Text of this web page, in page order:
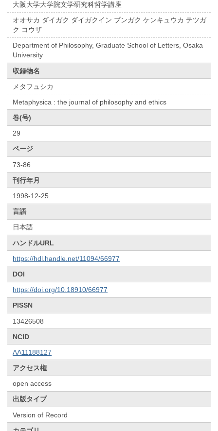
大阪大学大学院文学研究科哲学講座
オオサカ ダイガク ダイガクイン ブンガク ケンキュウカ テツガ
ク コウザ
Department of Philosophy, Graduate School of Letters, Osaka
University
収録物名
メタフュシカ
Metaphysica : the journal of philosophy and ethics
巻(号)
29
ページ
73-86
刊行年月
1998-12-25
言語
日本語
ハンドルURL
https://hdl.handle.net/11094/66977
DOI
https://doi.org/10.18910/66977
PISSN
13426508
NCID
AA11188127
アクセス権
open access
出版タイプ
Version of Record